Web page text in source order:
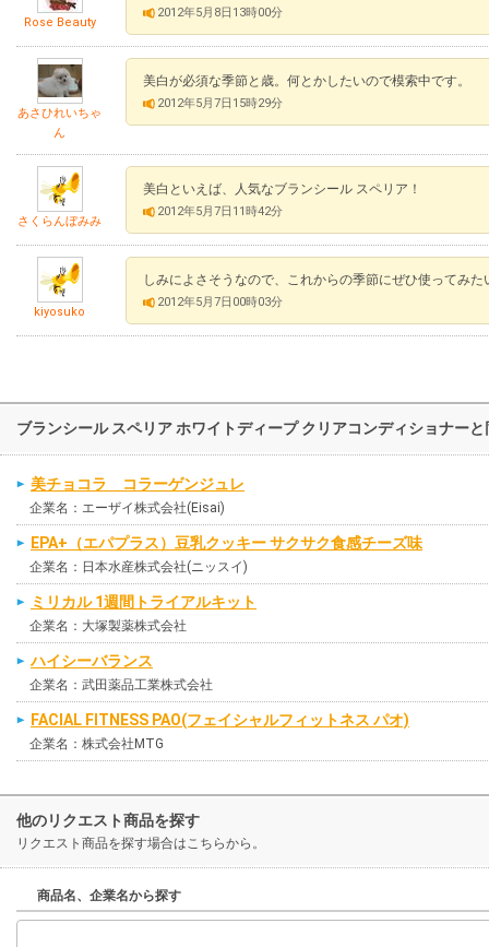
Rose Beauty
2012年5月8日13時00分
あさひれいちゃ
ん
美白が必須な季節と歳。何とかしたいので模索中です。
2012年5月7日15時29分
さくらんぼみみ
美白といえば、人気なブランシール スペリア！
2012年5月7日11時42分
kiyosuko
しみによさそうなので、これからの季節にぜひ使ってみた
2012年5月7日00時03分
ブランシール スペリア ホワイトディープ クリアコンディショナー
美チョコラ コラーゲンジュレ
企業名：エーザイ株式会社(Eisai)
EPA+（エパプラス）豆乳クッキー サクサク食感チーズ味
企業名：日本水産株式会社(ニッスイ)
ミリカル 1週間トライアルキット
企業名：大塚製薬株式会社
ハイシーバランス
企業名：武田薬品工業株式会社
FACIAL FITNESS PAO(フェイシャルフィットネス パオ)
企業名：株式会社MTG
他のリクエスト商品を探す
リクエスト商品を探す場合はこちらから。
商品名、企業名から探す